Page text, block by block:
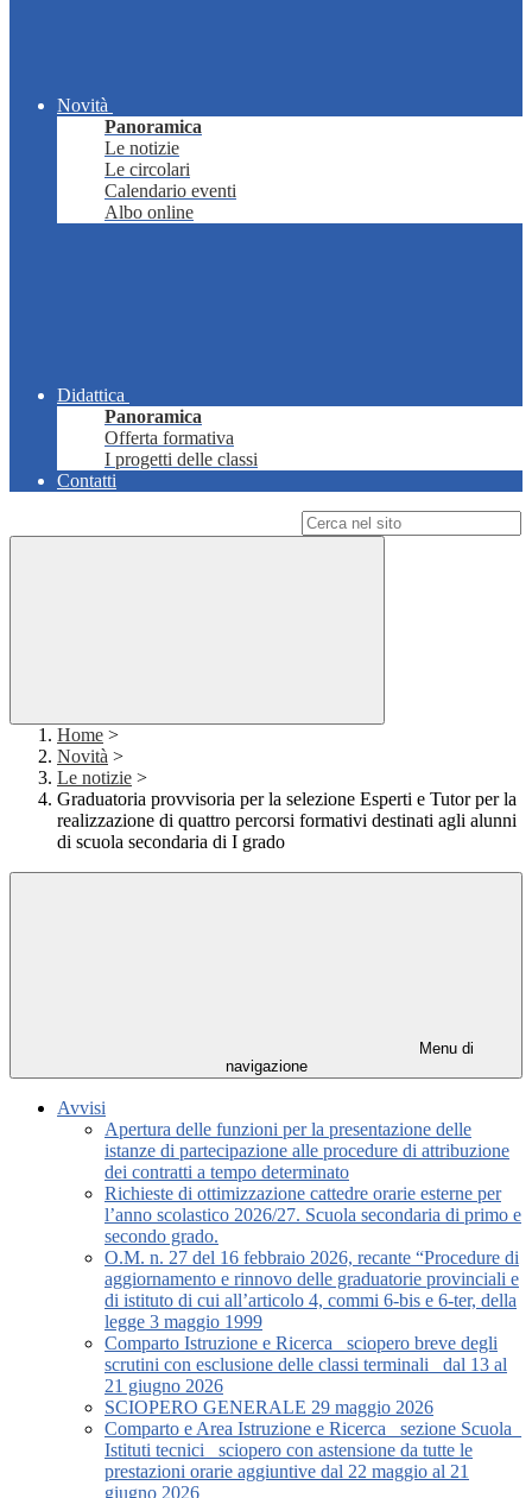
Novità
Panoramica
Le notizie
Le circolari
Calendario eventi
Albo online
Didattica
Panoramica
Offerta formativa
I progetti delle classi
Contatti
Home >
Novità >
Le notizie >
Graduatoria provvisoria per la selezione Esperti e Tutor per la
realizzazione di quattro percorsi formativi destinati agli alunni
di scuola secondaria di I grado
Menu di
navigazione
Avvisi
Apertura delle funzioni per la presentazione delle
istanze di partecipazione alle procedure di attribuzione
dei contratti a tempo determinato
Richieste di ottimizzazione cattedre orarie esterne per
l’anno scolastico 2026/27. Scuola secondaria di primo e
secondo grado.
O.M. n. 27 del 16 febbraio 2026, recante “Procedure di
aggiornamento e rinnovo delle graduatorie provinciali e
di istituto di cui all’articolo 4, commi 6-bis e 6-ter, della
legge 3 maggio 1999
Comparto Istruzione e Ricerca_ sciopero breve degli
scrutini con esclusione delle classi terminali_ dal 13 al
21 giugno 2026
SCIOPERO GENERALE 29 maggio 2026
Comparto e Area Istruzione e Ricerca_ sezione Scuola_
Istituti tecnici_ sciopero con astensione da tutte le
prestazioni orarie aggiuntive dal 22 maggio al 21
giugno 2026